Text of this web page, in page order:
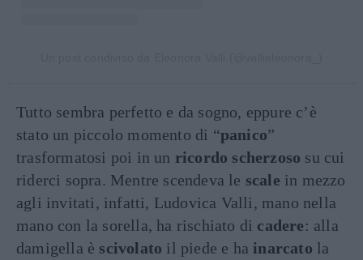
Tutto sembra perfetto e da sogno, eppure c’è
stato un piccolo momento di “panico”
trasformatosi poi in un ricordo scherzoso su cui
riderci sopra. Mentre scendeva le scale in mezzo
agli invitati, infatti, Ludovica Valli, mano nella
mano con la sorella, ha rischiato di cadere: alla
damigella è scivolato il piede e ha inarcato la